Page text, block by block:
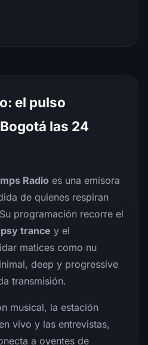
el pulso
las 24
Radio es una emisora
de quienes respiran
programación recorre el
psy trance y el
matices como nu
deep y progressive
transmisión.
musical, la estación
vivo y las entrevistas,
a oyentes de